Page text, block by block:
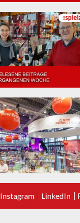
Instagram LinkedIn